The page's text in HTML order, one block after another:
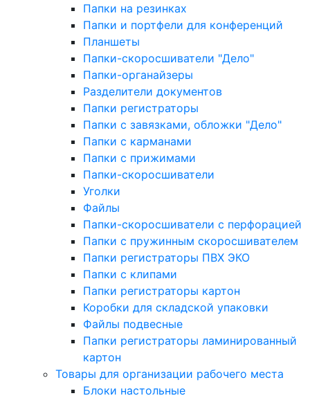
Папки на резинках
Папки и портфели для конференций
Планшеты
Папки-скоросшиватели "Дело"
Папки-органайзеры
Разделители документов
Папки регистраторы
Папки с завязками, обложки "Дело"
Папки с карманами
Папки с прижимами
Папки-скоросшиватели
Уголки
Файлы
Папки-скоросшиватели с перфорацией
Папки с пружинным скоросшивателем
Папки регистраторы ПВХ ЭКО
Папки с клипами
Папки регистраторы картон
Коробки для складской упаковки
Файлы подвесные
Папки регистраторы ламинированный
картон
Товары для организации рабочего места
Блоки настольные